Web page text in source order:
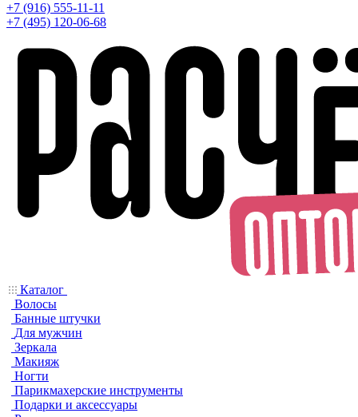
+7 (916) 555-11-11
+7 (495) 120-06-68
Каталог
Волосы
Банные штучки
Для мужчин
Зеркала
Макияж
Ногти
Парикмахерские инструменты
Подарки и аксессуары